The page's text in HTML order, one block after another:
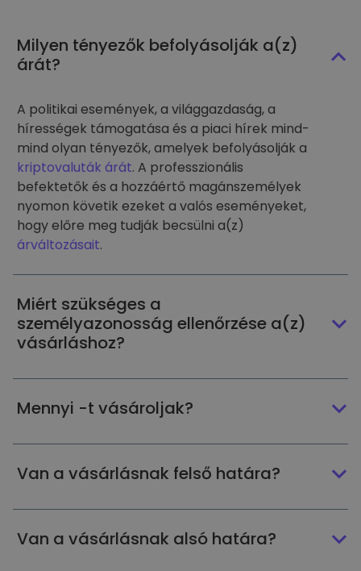
Milyen tényezők befolyásolják a(z)
árát?
A politikai események, a világgazdaság, a
hírességek támogatása és a piaci hírek mind-
mind olyan tényezők, amelyek befolyásolják a
kriptovaluták árát. A professzionális
befektetők és a hozzáértő magánszemélyek
nyomon követik ezeket a valós eseményeket,
hogy előre meg tudják becsülni a(z)
árváltozásait.
Miért szükséges a
személyazonosság ellenőrzése a(z)
vásárláshoz?
Mennyi -t vásároljak?
Van a vásárlásnak felső határa?
Van a vásárlásnak alsó határa?